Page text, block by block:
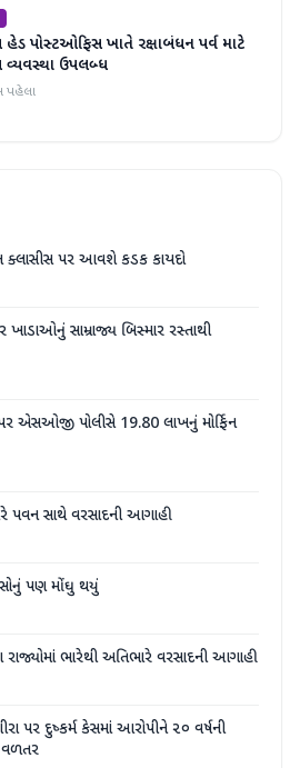
હેડ પોસ્ટઓફિસ ખાતે રક્ષાબંધન પર્વ માટે
વ્યવસ્થા ઉપલબ્ધ
પહેલા
ક્લાસીસ પર આવશે કડક કાયદો
ખાડાઓનું સામ્રાજ્ય બિસ્માર રસ્તાથી
એસઓજી પોલીસે 19.80 લાખનું મોર્ફિન
સાથે વરસાદની આગાહી
સોનું પણ મોંઘુ થયું
ભારેથી અતિભારે વરસાદની આગાહી
પર દુષ્કર્મ કેસમાં આરોપીને ૨૦ વર્ષની